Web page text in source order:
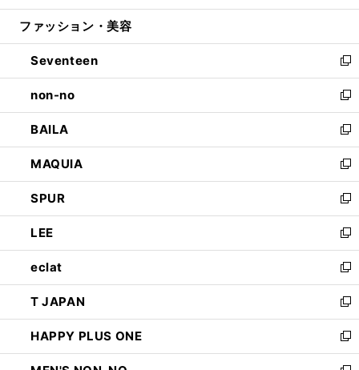
開
ウ
開
く
ン
ウ
で
開
く
ウ
ン
ド
ウ
で
開
く
ファッション・美容
Seventeen
新
し
い
ウ
ィ
ン
ド
ウ
で
開
く
non-no
新
し
い
ウ
ィ
ン
ド
ウ
で
開
く
BAILA
新
し
い
ウ
ィ
ン
ド
ウ
で
開
く
MAQUIA
新
し
い
ウ
ィ
ン
ド
ウ
で
開
く
SPUR
新
し
い
ウ
ィ
ン
ド
ウ
で
開
LEE
新
し
い
ウ
ィ
ン
ド
ウ
eclat
新
し
い
ウ
ィ
ン
T JAPAN
新
し
い
ウ
HAPPY PLUS ONE
新
し